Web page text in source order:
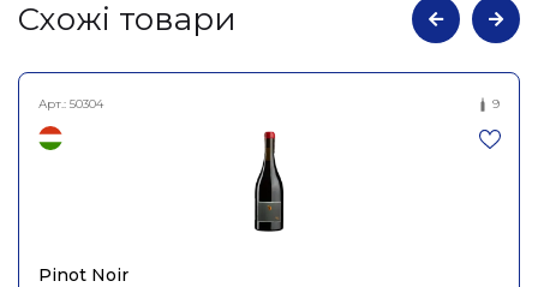
натуральне сухе червоне
Мен ін Брет 2022, Bret
Brothers 0,75л
Cхожі товари
Арт.: 50304 9
Pinot Noir